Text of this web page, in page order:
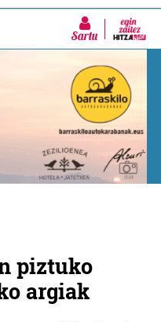
Sartu
piztuko
argiak